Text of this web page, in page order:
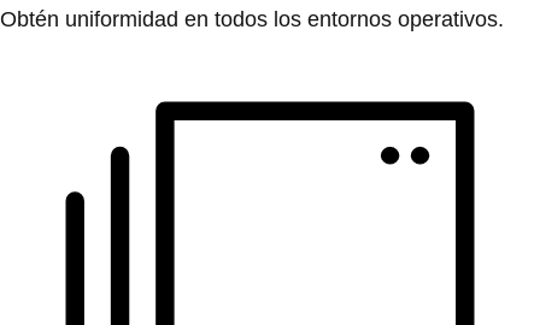
Obtén uniformidad en todos los entornos operativos.